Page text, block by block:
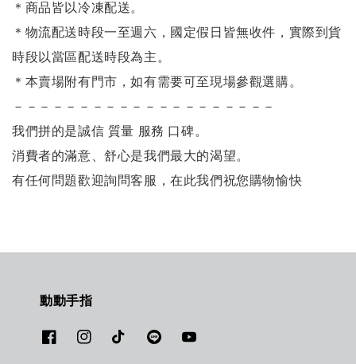
＊商品皆以冷凍配送。
＊物流配送時段一至週六，國定假日皆無收件，實際到貨
時段以當區配送時段為主。
＊本賣場附有門市，如有需要可至現場參觀選購。
－－－－－－－－－－－－－－－－－－－－
我們拼的是誠信 質量 服務 口碑。
消費者的滿意、舒心是我們最大的渴望。
有任何問題歡迎詢問客服，在此我們祝您購物愉快
動動手指